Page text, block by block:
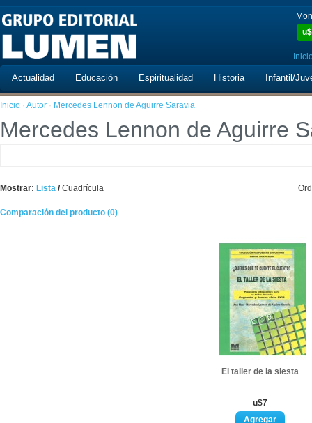
u$
Actualidad Educación Espiritualidad Historia Infantil/
Inicio · Autor · Mercedes Lennon de Aguirre Saravia
Mercedes Lennon de Aguirre
Mostrar: Lista /Cuadrícula
Comparación del producto (0)
El taller de la siesta
u$7